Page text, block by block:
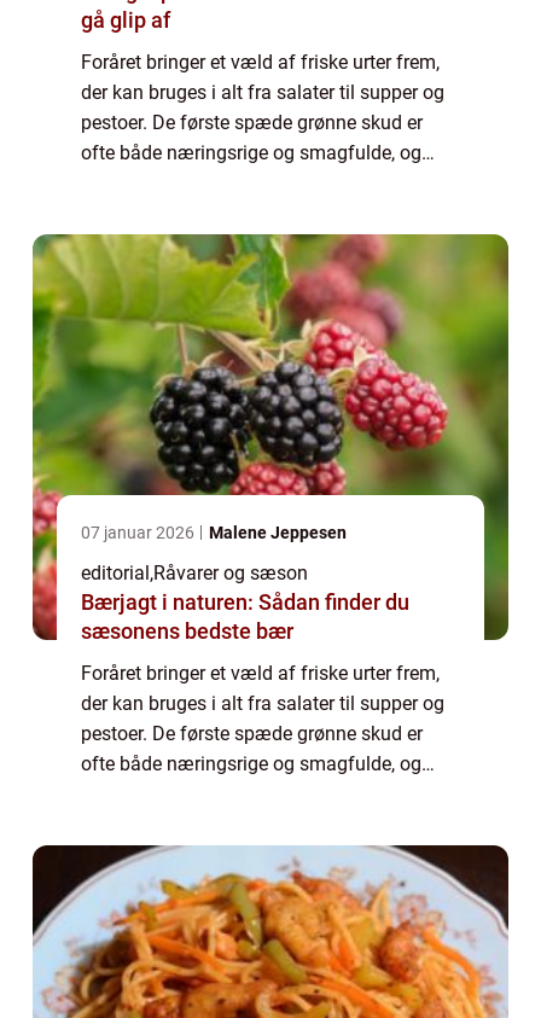
gå glip af
Foråret bringer et væld af friske urter frem,
der kan bruges i alt fra salater til supper og
pestoer. De første spæde grønne skud er
ofte både næringsrige og smagfulde, og
07 januar 2026 Malene Jeppesen
editorial,Råvarer og sæson
Bærjagt i naturen: Sådan finder du
sæsonens bedste bær
Foråret bringer et væld af friske urter frem,
der kan bruges i alt fra salater til supper og
pestoer. De første spæde grønne skud er
ofte både næringsrige og smagfulde, og